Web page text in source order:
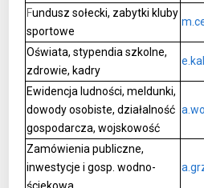
Fundusz sołecki, zabytki kluby
sportowe
Oświata, stypendia szkolne,
zdrowie, kadry
Ewidencja ludności, meldunki,
dowody osobiste, działalność
gospodarcza, wojskowość
Zamówienia publiczne,
inwestycje i gosp. wodno-
ściekowa